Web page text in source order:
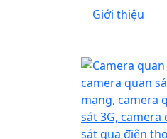
Giới thiệu